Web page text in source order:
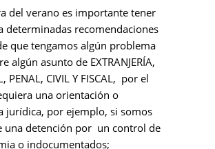
del verano es importante tener
determinadas recomendaciones
que tengamos algún problema
algún asunto de EXTRANJERÍA,
PENAL, CIVIL Y FISCAL, por el
una orientación o
jurídica, por ejemplo, si somos
una detención por un control de
o indocumentados;